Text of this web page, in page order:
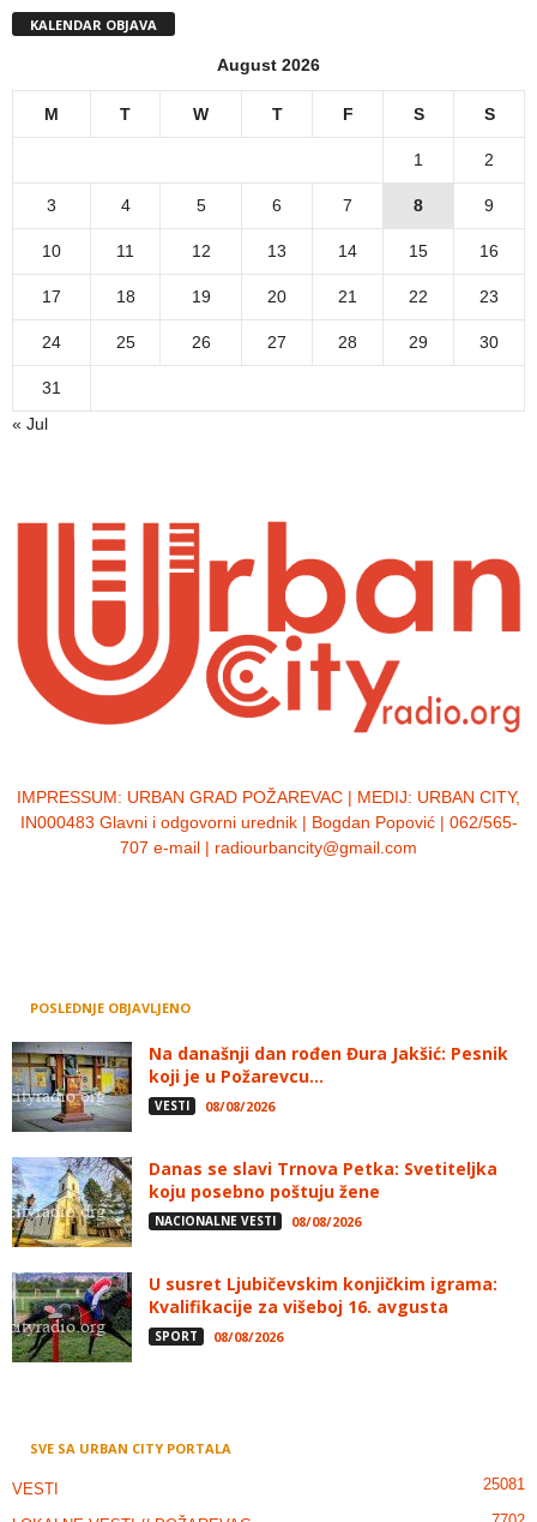
KALENDAR OBJAVA
August 2026
M T W T F S S
1 2
3 4 5 6 7 8 9
10 11 12 13 14 15 16
17 18 19 20 21 22 23
24 25 26 27 28 29 30
31
« Jul
IMPRESSUM: URBAN GRAD POŽAREVAC | MEDIJ: URBAN CITY,
IN000483 Glavni i odgovorni urednik | Bogdan Popović | 062/565-
707 e-mail | radiourbancity@gmail.com
POSLEDNJE OBJAVLJENO
Na današnji dan rođen Đura Jakšić: Pesnik
koji je u Požarevcu...
VESTI 08/08/2026
Danas se slavi Trnova Petka: Svetiteljka
koju posebno poštuju žene
NACIONALNE VESTI 08/08/2026
U susret Ljubičevskim konjičkim igrama:
Kvalifikacije za višeboj 16. avgusta
SPORT 08/08/2026
SVE SA URBAN CITY PORTALA
VESTI 25081